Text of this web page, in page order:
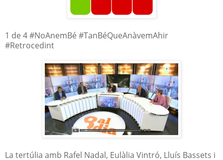
1 de 4 #NoAnemBé #TanBéQueAnàvemAhir
#Retrocedint
La tertúlia amb Rafel Nadal, Eulàlia Vintró, Lluís Bassets i